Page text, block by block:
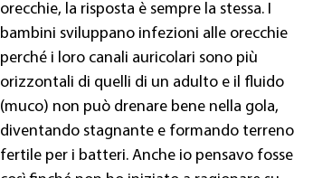
orecchie, la risposta è sempre la stessa. I
bambini sviluppano infezioni alle orecchie
perché i loro canali auricolari sono più
orizzontali di quelli di un adulto e il fluido
(muco) non può drenare bene nella gola,
diventando stagnante e formando terreno
fertile per i batteri. Anche io pensavo fosse